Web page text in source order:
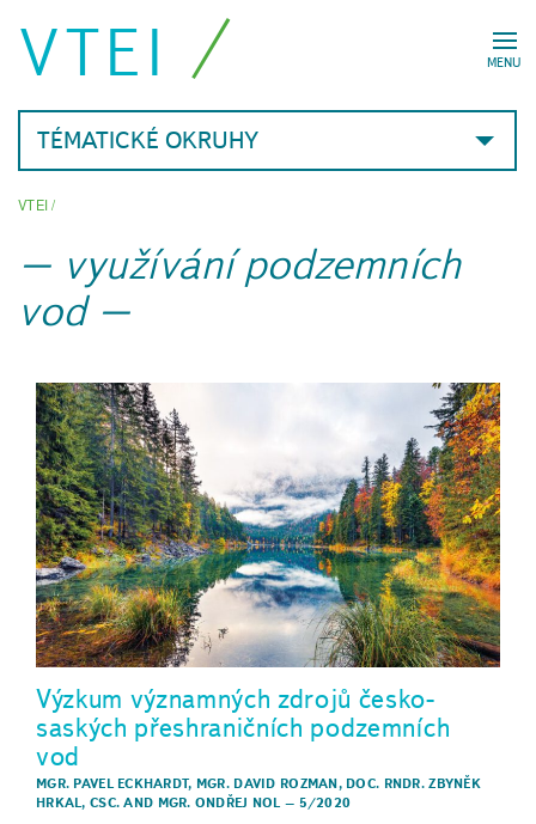
MENU
VTEI
TÉMATICKÉ OKRUHY
VTEI/
využívání podzemních
vod
Výzkum významných zdrojů česko-
saských přeshraničních podzemních
vod
MGR. PAVEL ECKHARDT, MGR. DAVID ROZMAN, DOC. RNDR. ZBYNĚK
HRKAL, CSC. AND MGR. ONDŘEJ NOL – 5/2020